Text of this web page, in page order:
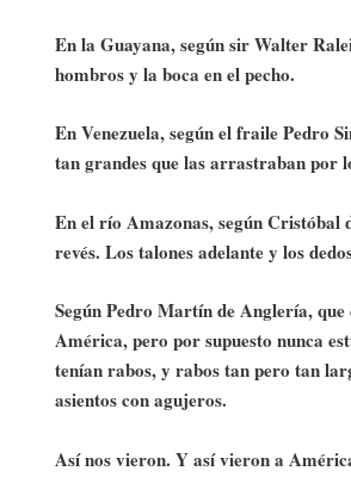
En la Guayana, según sir Walter
hombros y la boca en el pecho.
En Venezuela, según el fraile Pedro
tan grandes que las arrastraban por
En el río Amazonas, según Cristóbal
revés. Los talones adelante y los
Según Pedro Martín de Anglería,
América, pero por supuesto nunca
tenían rabos, y rabos tan pero tan
asientos con agujeros.
Así nos vieron. Y así vieron a